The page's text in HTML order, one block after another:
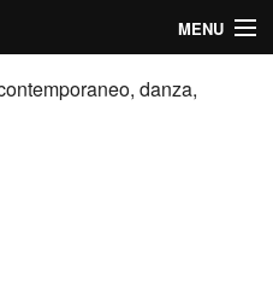
MENU
danza,